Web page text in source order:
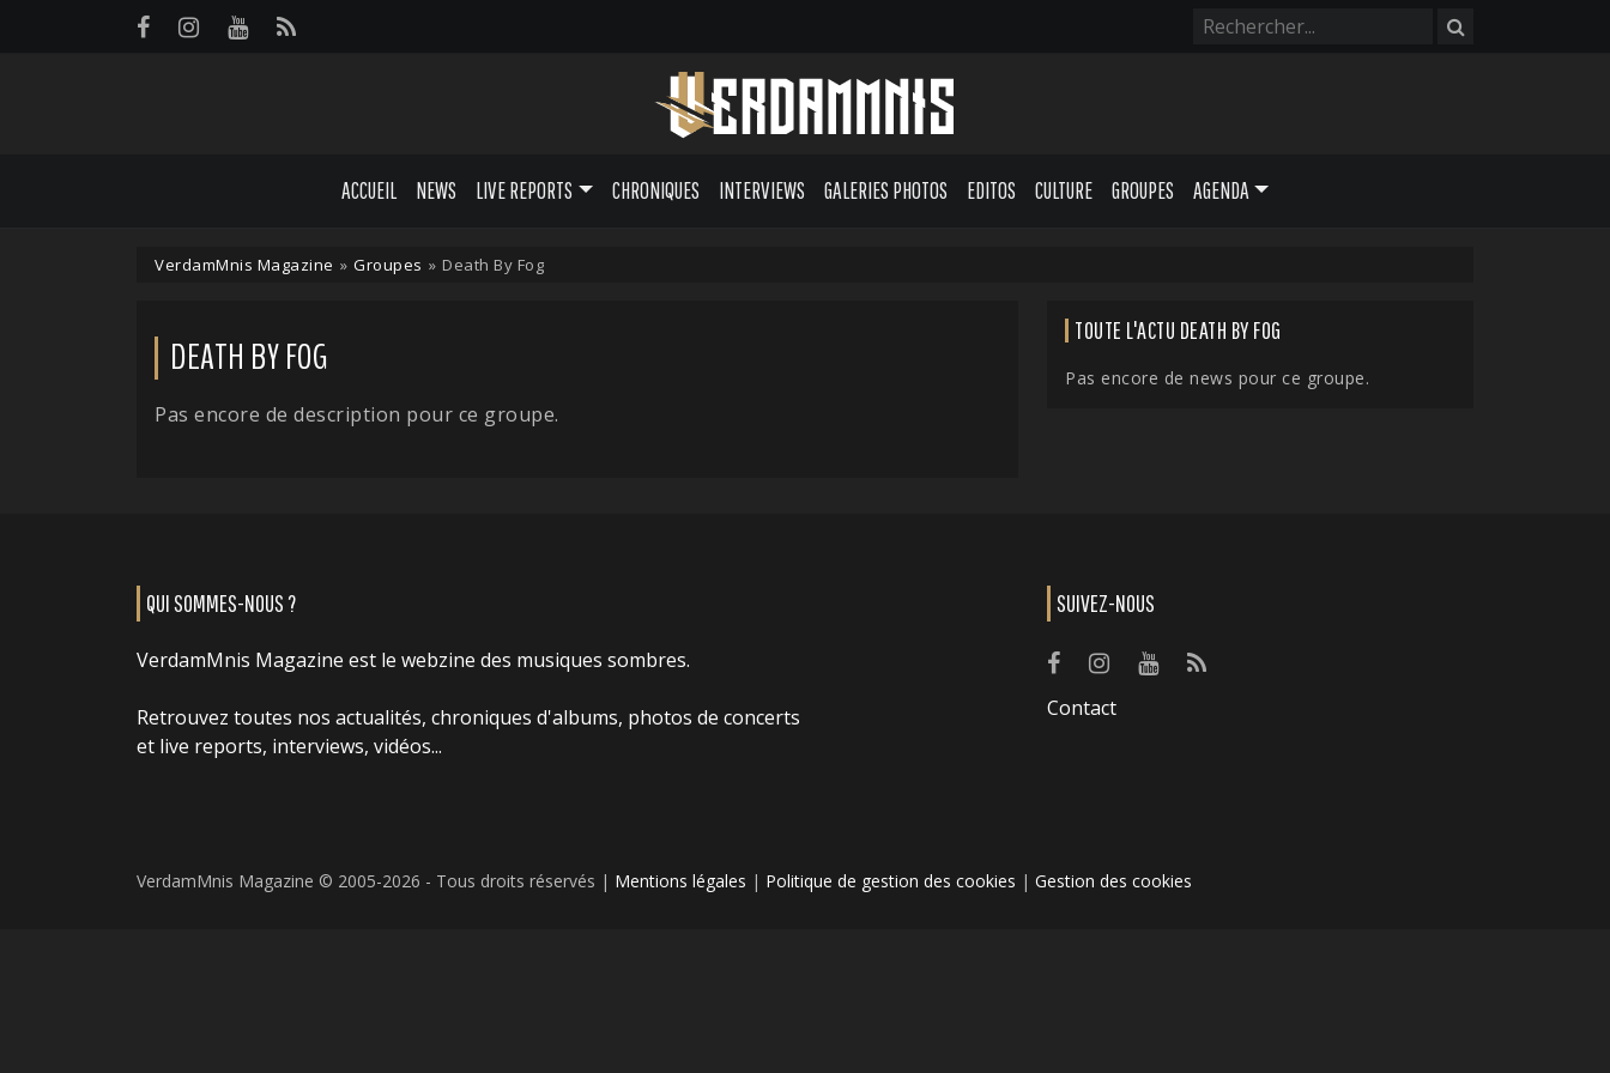
ACCUEIL NEWS LIVE REPORTS CHRONIQUES INTERVIEWS GALERIES PHOTOS EDITOS CULTURE GROUPES AGENDA
VerdamMnis Magazine » Groupes » Death By Fog
DEATH BY FOG
Pas encore de description pour ce groupe.
TOUTE L'ACTU DEATH BY FOG
Pas encore de news pour ce groupe.
QUI SOMMES-NOUS ?
VerdamMnis Magazine est le webzine des musiques sombres.
Retrouvez toutes nos actualités, chroniques d'albums, photos de concerts
et live reports, interviews, vidéos...
SUIVEZ-NOUS
Contact
VerdamMnis Magazine © 2005-2026 - Tous droits réservés | Mentions légales | Politique de gestion des cookies | Gestion des cookies
Panneau de gestion des cookies